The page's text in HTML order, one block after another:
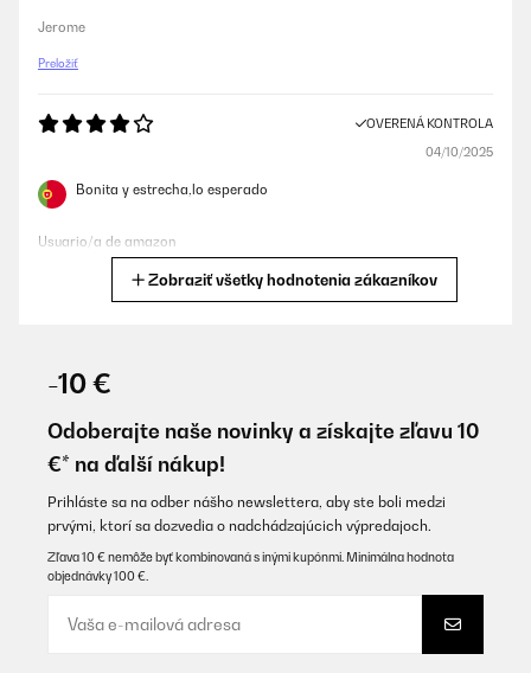
Jerome
Preložiť
OVERENÁ KONTROLA
04/10/2025
Bonita y estrecha,lo esperado
Usuario/a de amazon
Amazon-Benutzer
OVERENÁ KONTROLA
Optik super. Preis ist auch in Ordnung.
offenen Wohnküche und merke schon das mich der laute Lüfter
Zobraziť všetky hodnotenia zákazníkov
-10 €
Odoberajte naše novinky a získajte zľavu 10
€* na ďalší nákup!
Prihláste sa na odber nášho newslettera, aby ste boli medzi
prvými, ktorí sa dozvedia o nadchádzajúcich výpredajoch.
Zľava 10 € nemôže byť kombinovaná s inými kupónmi. Minimálna hodnota
objednávky 100 €.